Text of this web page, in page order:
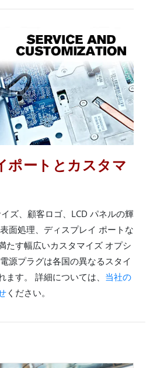
ポートとカスタマ
ズ、顧客ロゴ、LCD パネルの輝
面処理、ディスプレイ ポートな
たす幅広いカスタマイズ オプシ
源プラグは各国の異なるスタイ
ます。 詳細については、 当社の
ください。